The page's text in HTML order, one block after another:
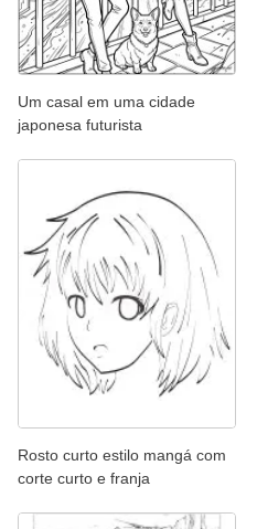
Um casal em uma cidade
japonesa futurista
Rosto curto estilo mangá com
corte curto e franja